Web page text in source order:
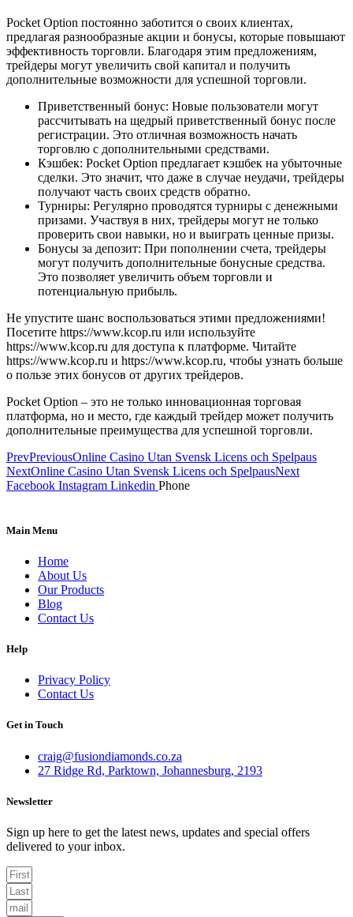
Pocket Option постоянно заботится о своих клиентах,
предлагая разнообразные акции и бонусы, которые повышают
эффективность торговли. Благодаря этим предложениям,
трейдеры могут увеличить свой капитал и получить
дополнительные возможности для успешной торговли.
Приветственный бонус: Новые пользователи могут
рассчитывать на щедрый приветственный бонус после
регистрации. Это отличная возможность начать
торговлю с дополнительными средствами.
Кэшбек: Pocket Option предлагает кэшбек на убыточные
сделки. Это значит, что даже в случае неудачи, трейдеры
получают часть своих средств обратно.
Турниры: Регулярно проводятся турниры с денежными
призами. Участвуя в них, трейдеры могут не только
проверить свои навыки, но и выиграть ценные призы.
Бонусы за депозит: При пополнении счета, трейдеры
могут получить дополнительные бонусные средства.
Это позволяет увеличить объем торговли и
потенциальную прибыль.
Не упустите шанс воспользоваться этими предложениями!
Посетите https://www.kcop.ru или используйте
https://www.kcop.ru для доступа к платформе. Читайте
https://www.kcop.ru и https://www.kcop.ru, чтобы узнать больше
о пользе этих бонусов от других трейдеров.
Pocket Option – это не только инновационная торговая
платформа, но и место, где каждый трейдер может получить
дополнительные преимущества для успешной торговли.
PrevPreviousOnline Casino Utan Svensk Licens och Spelpaus
NextOnline Casino Utan Svensk Licens och SpelpausNext
Facebook Instagram Linkedin Phone
Main Menu
Menu
Home
About Us
Our Products
Blog
Contact Us
Help
Menu
Privacy Policy
Contact Us
Get in Touch
craig@fusiondiamonds.co.za
27 Ridge Rd, Parktown, Johannesburg, 2193
Newsletter
Sign up here to get the latest news, updates and special offers
delivered to your inbox.